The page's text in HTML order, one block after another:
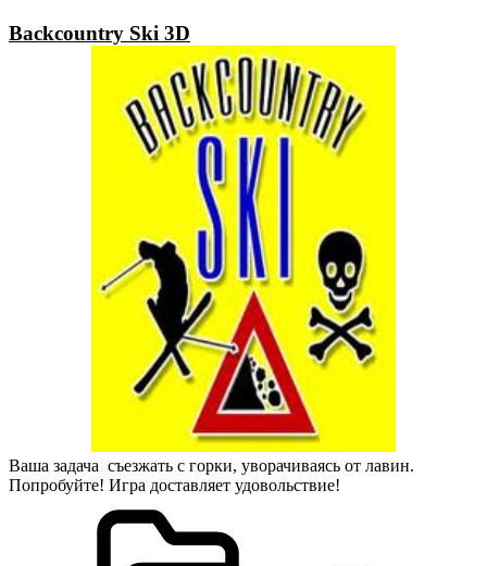
Backcountry Ski 3D
Ваша задача съезжать с горки, уворачиваясь от лавин.
Попробуйте! Игра доставляет удовольствие!